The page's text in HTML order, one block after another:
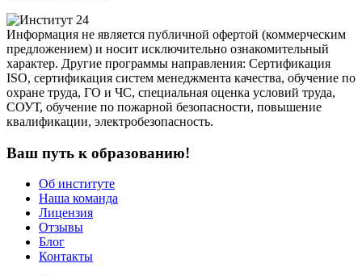
Информация не является публичной офертой (коммерческим
предложением) и носит исключительно ознакомительный
характер. Другие программы направления: Сертификация
ISO, сертификация систем менеджмента качества, обучение по
охране труда, ГО и ЧС, специальная оценка условий труда,
СОУТ, обучение по пожарной безопасности, повышение
квалификации, электробезопасность.
Ваш путь к образованию!
Об институте
Наша команда
Лицензия
Отзывы
Блог
Контакты